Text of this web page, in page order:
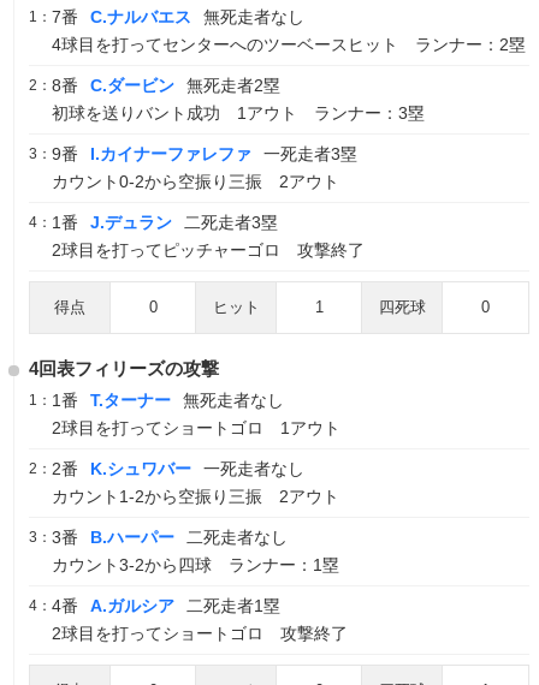
1： 7番 C.ナルバエス
無死走者なし
4球目を打ってセンターへのツーベースヒット ランナー：2塁
2： 8番 C.ダービン
無死走者2塁
初球を送りバント成功 1アウト ランナー：3塁
3： 9番 I.カイナーファレファ
一死走者3塁
カウント0-2から空振り三振 2アウト
4： 1番 J.デュラン
二死走者3塁
2球目を打ってピッチャーゴロ 攻撃終了
得点 0 ヒット 1 四死球 0
4回表フィリーズの攻撃
1： 1番 T.ターナー
無死走者なし
2球目を打ってショートゴロ 1アウト
2： 2番 K.シュワバー
一死走者なし
カウント1-2から空振り三振 2アウト
3： 3番 B.ハーパー
二死走者なし
カウント3-2から四球 ランナー：1塁
4： 4番 A.ガルシア
二死走者1塁
2球目を打ってショートゴロ 攻撃終了